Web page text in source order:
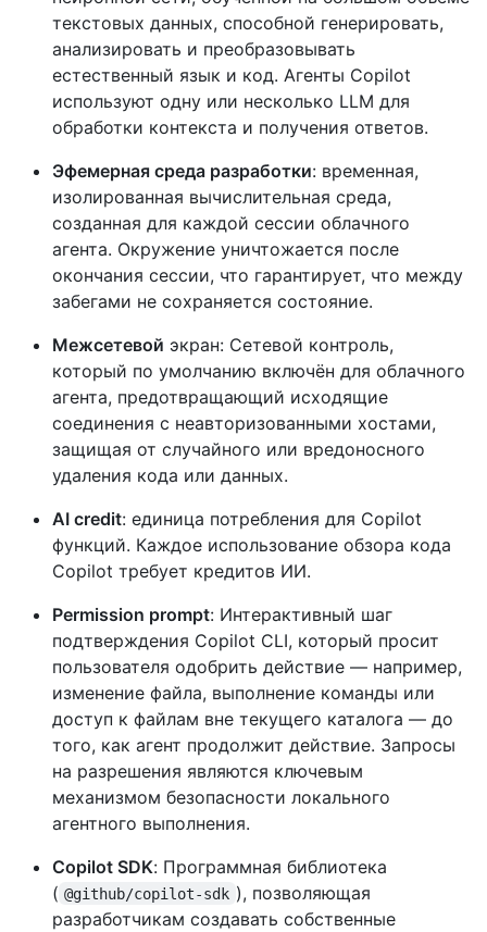
текстовых данных, способной генерировать,
анализировать и преобразовывать
естественный язык и код. Агенты Copilot
используют одну или несколько LLM для
обработки контекста и получения ответов.
Эфемерная среда разработки: временная,
изолированная вычислительная среда,
созданная для каждой сессии облачного
агента. Окружение уничтожается после
окончания сессии, что гарантирует, что между
забегами не сохраняется состояние.
Межсетевой экран: Сетевой контроль,
который по умолчанию включён для облачного
агента, предотвращающий исходящие
соединения с неавторизованными хостами,
защищая от случайного или вредоносного
удаления кода или данных.
AI credit: единица потребления для Copilot
функций. Каждое использование обзора кода
Copilot требует кредитов ИИ.
Permission prompt: Интерактивный шаг
подтверждения Copilot CLI, который просит
пользователя одобрить действие — например,
изменение файла, выполнение команды или
доступ к файлам вне текущего каталога — до
того, как агент продолжит действие. Запросы
на разрешения являются ключевым
механизмом безопасности локального
агентного выполнения.
Copilot SDK: Программная библиотека
( @github/copilot-sdk ), позволяющая
разработчикам создавать собственные